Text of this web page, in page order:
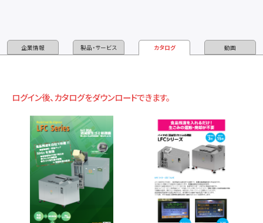
企業情報 製品・サービス カタログ 動画
ログイン後、カタログをダウンロードできます。